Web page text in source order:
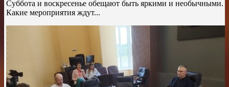
Суббота и воскресенье обещают быть яркими и необычными.
Какие мероприятия ждут...